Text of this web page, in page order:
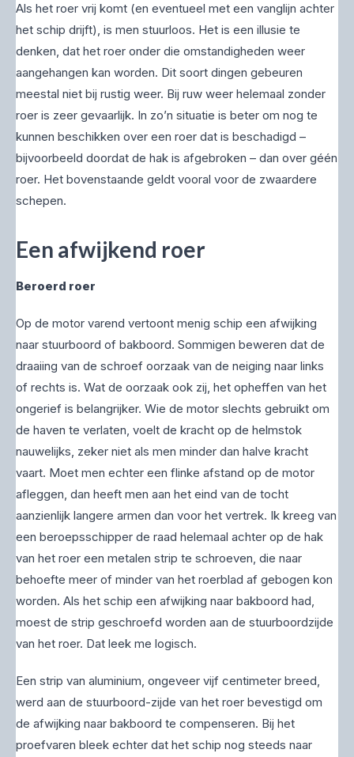
Als het roer vrij komt (en eventueel met een vanglijn achter
het schip drijft), is men stuurloos. Het is een illusie te
denken, dat het roer onder die omstandigheden weer
aangehangen kan worden. Dit soort dingen gebeuren
meestal niet bij rustig weer. Bij ruw weer helemaal zonder
roer is zeer gevaarlijk. In zo’n situatie is beter om nog te
kunnen beschikken over een roer dat is beschadigd –
bijvoorbeeld doordat de hak is afgebroken – dan over géén
roer. Het bovenstaande geldt vooral voor de zwaardere
schepen.
Een afwijkend roer
Beroerd roer
Op de motor varend vertoont menig schip een afwijking
naar stuurboord of bakboord. Sommigen beweren dat de
draaiing van de schroef oorzaak van de neiging naar links
of rechts is. Wat de oorzaak ook zij, het opheffen van het
ongerief is belangrijker. Wie de motor slechts gebruikt om
de haven te verlaten, voelt de kracht op de helmstok
nauwelijks, zeker niet als men minder dan halve kracht
vaart. Moet men echter een flinke afstand op de motor
afleggen, dan heeft men aan het eind van de tocht
aanzienlijk langere armen dan voor het vertrek. Ik kreeg van
een beroepsschipper de raad helemaal achter op de hak
van het roer een metalen strip te schroeven, die naar
behoefte meer of minder van het roerblad af gebogen kon
worden. Als het schip een afwijking naar bakboord had,
moest de strip geschroefd worden aan de stuurboordzijde
van het roer. Dat leek me logisch.
Een strip van aluminium, ongeveer vijf centimeter breed,
werd aan de stuurboord-zijde van het roer bevestigd om
de afwijking naar bakboord te compenseren. Bij het
proefvaren bleek echter dat het schip nog steeds naar